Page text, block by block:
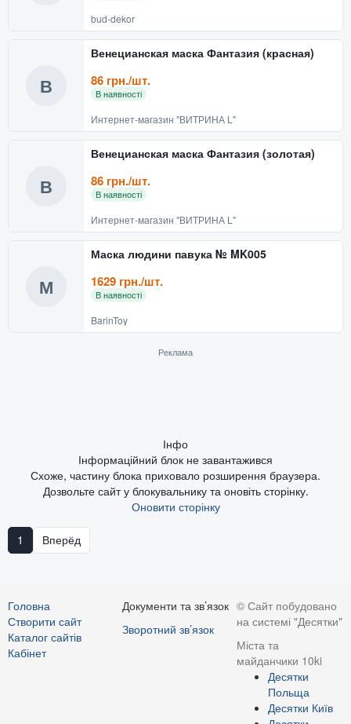
bud-dekor
В
Венецианская маска Фантазия (красная)
86 грн./шт.
В наявності
Интернет-магазин "ВИТРИНА L"
В
Венецианская маска Фантазия (золотая)
86 грн./шт.
В наявності
Интернет-магазин "ВИТРИНА L"
М
Маска людини павука № MK005
1629 грн./шт.
В наявності
BarinToy
Реклама
Інфо
Інформаційний блок не завантажився
Схоже, частину блока приховало розширення браузера.
Дозвольте сайт у блокувальнику та оновіть сторінку.
Оновити сторінку
1 Вперёд
Головна
Створити сайт
Каталог сайтів
Кабінет
Документи та зв’язок
Зворотний зв’язок
© Сайт побудовано
на системі "Десятки"
Міста та
майданчики 10ki
Десятки
Польща
Десятки Київ